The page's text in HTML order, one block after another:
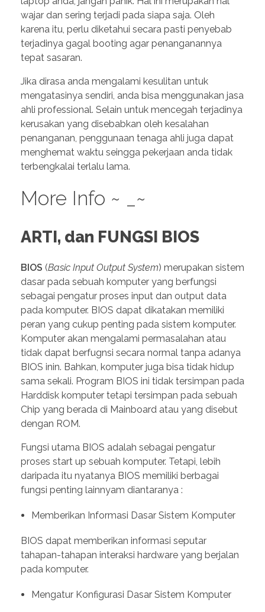
wajar dan sering terjadi pada siapa saja. Oleh
karena itu, perlu diketahui secara pasti penyebab
terjadinya gagal booting agar penanganannya
tepat sasaran.
Jika dirasa anda mengalami kesulitan untuk
mengatasinya sendiri, anda bisa menggunakan jasa
ahli professional. Selain untuk mencegah terjadinya
kerusakan yang disebabkan oleh kesalahan
penanganan, penggunaan tenaga ahli juga dapat
menghemat waktu seingga pekerjaan anda tidak
terbengkalai terlalu lama.
More Info ~ _~
ARTI, dan FUNGSI BIOS
BIOS (Basic Input Output System) merupakan sistem
dasar pada sebuah komputer yang berfungsi
sebagai pengatur proses input dan output data
pada komputer. BIOS dapat dikatakan memiliki
peran yang cukup penting pada sistem komputer.
Komputer akan mengalami permasalahan atau
tidak dapat berfugnsi secara normal tanpa adanya
BIOS inin. Bahkan, komputer juga bisa tidak hidup
sama sekali. Program BIOS ini tidak tersimpan pada
Harddisk komputer tetapi tersimpan pada sebuah
Chip yang berada di Mainboard atau yang disebut
dengan ROM.
Fungsi utama BIOS adalah sebagai pengatur
proses start up sebuah komputer. Tetapi, lebih
daripada itu nyatanya BIOS memiliki berbagai
fungsi penting lainnyam diantaranya :
Memberikan Informasi Dasar Sistem Komputer
BIOS dapat memberikan informasi seputar
tahapan-tahapan interaksi hardware yang berjalan
pada komputer.
Mengatur Konfigurasi Dasar Sistem Komputer